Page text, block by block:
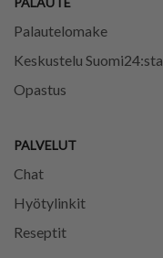
Palautelomake
Keskustelu Suomi24:sta
Opastus
PALVELUT
Chat
Hyötylinkit
Reseptit